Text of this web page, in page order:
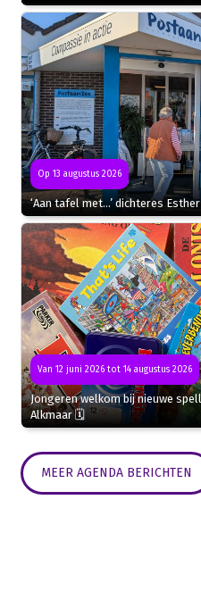
Op 13 augustus 2026
‘Aan tafel met…’ dichteres
Van 12 juni 2026 tot 14 augustus 2026
Jongeren welkom bij nieuwe
Alkmaar 🗓
MEER AGENDA BERICHTEN